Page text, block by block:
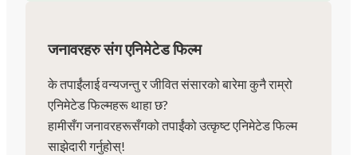
जनावरहरु संग एनिमेटेड फिल्म
के तपाईंलाई वन्यजन्तु र जीवित संसारको बारेमा कुनै राम्रो
एनिमेटेड फिल्महरू थाहा छ?
हामीसँग जनावरहरूसँगको तपाईंको उत्कृष्ट एनिमेटेड फिल्म
साझेदारी गर्नुहोस्!